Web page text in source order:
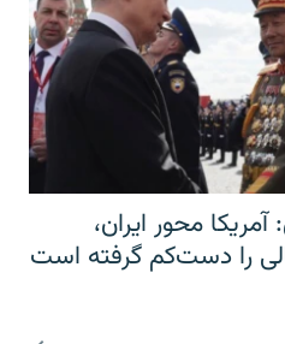
محور ایران،
را دست‌کم گرفته است